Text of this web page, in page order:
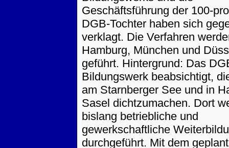
Geschäftsführung der 100-
DGB-Tochter haben sich
verklagt. Die Verfahren
Hamburg, München und
geführt. Hintergrund: Das
Bildungswerk beabsichtigt,
am Starnberger See und in
Sasel dichtzumachen. Dort
bislang betriebliche und
gewerkschaftliche
durchgeführt. Mit dem